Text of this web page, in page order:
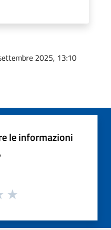
2025, 13:10
le informazioni